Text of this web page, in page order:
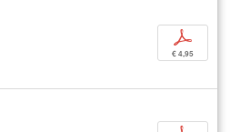
p
€ 4,95